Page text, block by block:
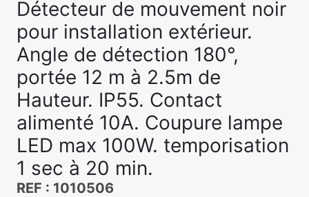
Détecteur de mouvement noir
pour installation extérieur.
Angle de détection 180°,
portée 12 m à 2.5m de
Hauteur. IP55. Contact
alimenté 10A. Coupure lampe
LED max 100W. temporisation
1 sec à 20 min.
REF : 1010506